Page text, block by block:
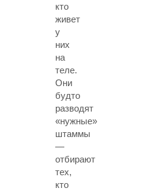
кто
живет
у
них
на
теле.
Они
будто
разводят
«нужные»
штаммы
—
отбирают
тех,
кто